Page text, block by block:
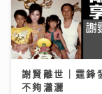
謝賢離世｜霆鋒
不夠瀟灑